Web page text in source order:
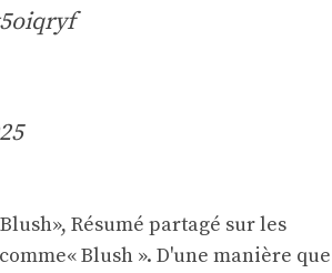
Résumé partagé sur les
Blush ». D'une manière que